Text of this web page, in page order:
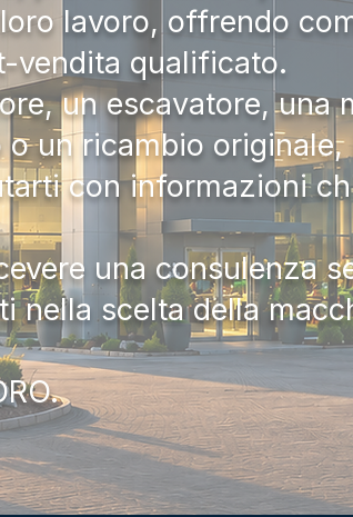
lavoro, offrendo
vendita qualificato.
un escavatore, una
un ricambio
con informazioni
una consulenza
nella scelta della